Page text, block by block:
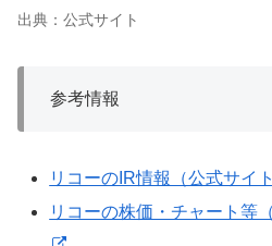
出典：公式サイト
参考情報
リコーのIR情報（公式サイト
リコーの株価・チャート等